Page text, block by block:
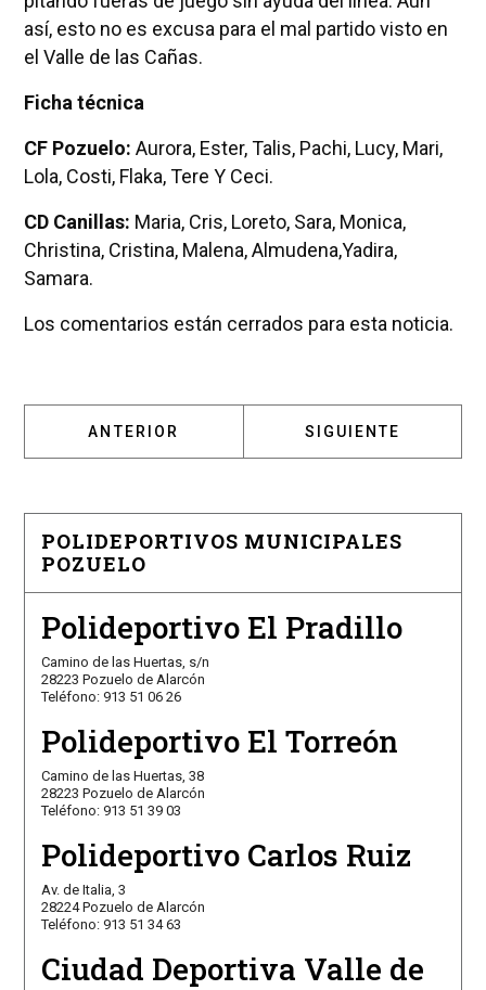
así, esto no es excusa para el mal partido visto en
el Valle de las Cañas.
Ficha técnica
CF Pozuelo: Aurora, Ester, Talis, Pachi, Lucy, Mari,
Lola, Costi, Flaka, Tere Y Ceci.
CD Canillas: Maria, Cris, Loreto, Sara, Monica,
Christina, Cristina, Malena, Almudena,Yadira,
Samara.
Los comentarios están cerrados para esta noticia.
ARTÍCULO ANTERIOR: EL CF POZUELO
ANTERIOR ARTÍCULO
SIGUIENTE
POLIDEPORTIVOS MUNICIPALES
POZUELO
Polideportivo El Pradillo
Camino de las Huertas, s/n
28223 Pozuelo de Alarcón
Teléfono: 913 51 06 26
Polideportivo El Torreón
Camino de las Huertas, 38
28223 Pozuelo de Alarcón
Teléfono: 913 51 39 03
Polideportivo Carlos Ruiz
Av. de Italia, 3
28224 Pozuelo de Alarcón
Teléfono: 913 51 34 63
Ciudad Deportiva Valle de